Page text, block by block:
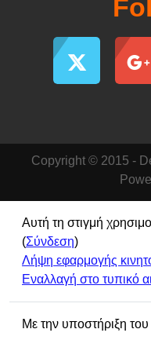
Copyright © 2015 -
Αυτή τη στιγμή
(Σύνδεση)
Λήψη εφαρμογής
Εναλλαγή στο τυπικό
Με την υποστήριξη του